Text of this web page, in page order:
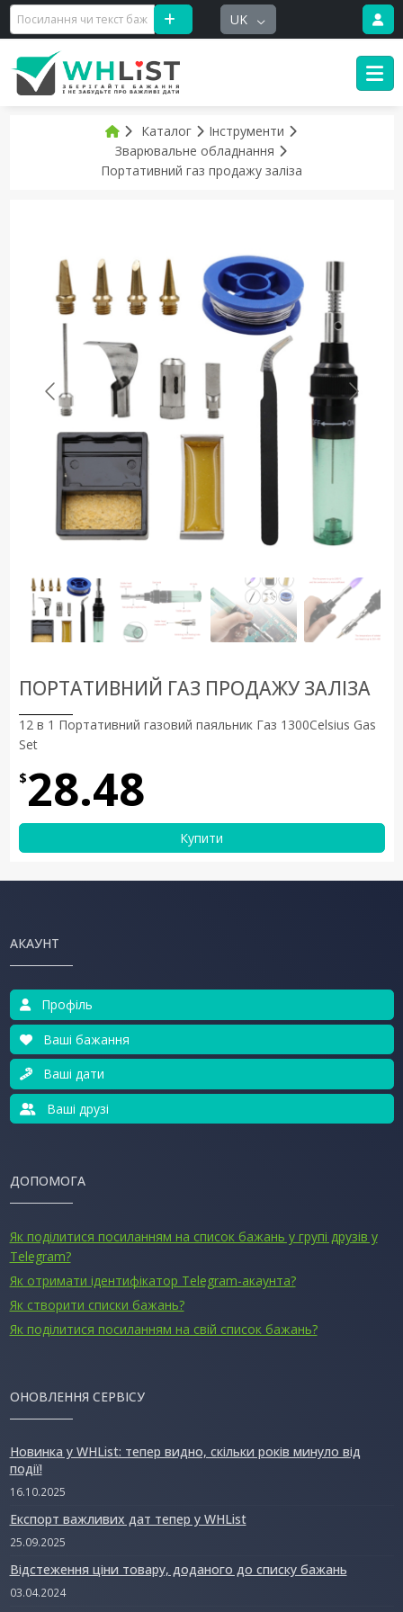
UK
Каталог
Інструменти
Зварювальне обладнання
Портативний газ продажу заліза
ПОРТАТИВНИЙ ГАЗ ПРОДАЖУ ЗАЛІЗА
12 в 1 Портативний газовий паяльник Газ 1300Celsius Gas
Set
$28.48
Купити
АКАУНТ
Профіль
Ваші бажання
Ваші дати
Ваші друзі
ДОПОМОГА
Як поділитися посиланням на список бажань у групі друзів у
Telegram?
Як отримати ідентифікатор Telegram-акаунта?
Як створити списки бажань?
Як поділитися посиланням на свій список бажань?
ОНОВЛЕННЯ СЕРВІСУ
Новинка у WHList: тепер видно, скільки років минуло від
події!
16.10.2025
Експорт важливих дат тепер у WHList
25.09.2025
Відстеження ціни товару, доданого до списку бажань
03.04.2024